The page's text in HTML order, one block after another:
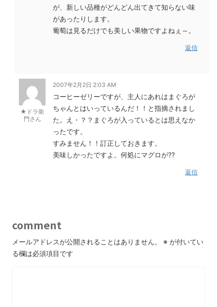
が、新しい品種がどんどん出てきて知らない味
があったりします。
葡萄は見るだけでも美しい果物ですよねぇ～。
返信
★ドラ衛
門さん
2007年2月2日 2:03 AM
コーヒーゼリーですが、主人にあれはまぐろが
ちゃんとはいっているんだ！！と指摘されまし
た。え・？？まぐろが入っているとは思えなか
ったです。
すみません！！訂正しておきます。
美味しかったですよ。何処にマグロが??
返信
comment
メールアドレスが公開されることはありません。 ※ が付いてい
る欄は必須項目です